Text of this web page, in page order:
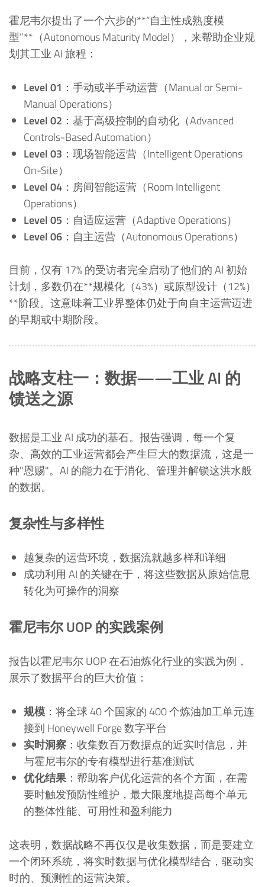
霍尼韦尔提出了一个六步的**“自主性成熟度模
型”**（Autonomous Maturity Model），来帮助企业规
划其工业 AI 旅程：
Level 01 ：手动或半手动运营（Manual or Semi-
Manual Operations）
Level 02 ：基于高级控制的自动化（Advanced
Controls-Based Automation）
Level 03 ：现场智能运营（Intelligent Operations
On-Site）
Level 04 ：房间智能运营（Room Intelligent
Operations）
Level 05 ：自适应运营（Adaptive Operations）
Level 06 ：自主运营（Autonomous Operations）
目前，仅有 17% 的受访者完全启动了他们的 AI 初始
计划，多数仍在**规模化（43%）或原型设计（12%）
**阶段。这意味着工业界整体仍处于向自主运营迈进
的早期或中期阶段。
战略支柱一：数据——工业 AI 的
馈送之源
数据是工业 AI 成功的基石。报告强调，每一个复
杂、高效的工业运营都会产生巨大的数据流，这是一
种"恩赐"。AI 的能力在于消化、管理并解锁这洪水般
的数据。
复杂性与多样性
越复杂的运营环境，数据流就越多样和详细
成功利用 AI 的关键在于，将这些数据从原始信息
转化为可操作的洞察
霍尼韦尔 UOP 的实践案例
报告以霍尼韦尔 UOP 在石油炼化行业的实践为例，
展示了数据平台的巨大价值：
规模 ：将全球 40 个国家的 400 个炼油加工单元连
接到 Honeywell Forge 数字平台
实时洞察 ：收集数百万数据点的近实时信息，并
与霍尼韦尔的专有模型进行基准测试
优化结果：帮助客户优化运营的各个方面，在需
要时触发预防性维护，最大限度地提高每个单元
的整体性能、可用性和盈利能力
这表明，数据战略不再仅仅是收集数据，而是要建立
一个闭环系统，将实时数据与优化模型结合，驱动实
时的、预测性的运营决策。